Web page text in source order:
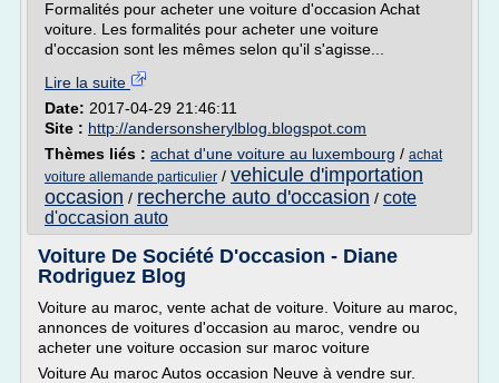
Formalités pour acheter une voiture d'occasion Achat
voiture. Les formalités pour acheter une voiture
d'occasion sont les mêmes selon qu'il s'agisse...
Lire la suite
Date: 2017-04-29 21:46:11
Site : http://andersonsherylblog.blogspot.com
Thèmes liés : achat d'une voiture au luxembourg / achat
voiture allemande particulier / vehicule d'importation
occasion / recherche auto d'occasion / cote
d'occasion auto
Voiture De Société D'occasion - Diane
Rodriguez Blog
Voiture au maroc, vente achat de voiture. Voiture au maroc,
annonces de voitures d'occasion au maroc, vendre ou
acheter une voiture occasion sur maroc voiture
Voiture Au maroc Autos occasion Neuve à vendre sur.